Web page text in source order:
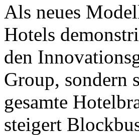
Als neues
Hotels
den
Group, sondern
gesamte
steigert